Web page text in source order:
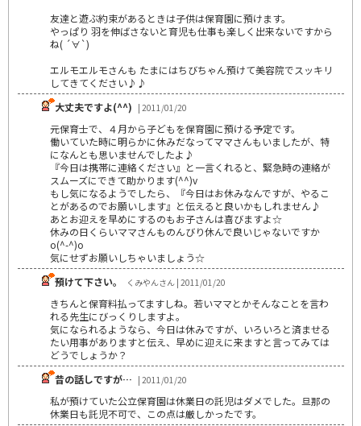
友達と遊ぶ約束があるときは子供は保育園に預けます。
やっぱり 羽を伸ばさないと育児も仕事も楽しく出来ないですから
ね( ´∀`)
エルモエルモさんも たまにはちびちゃん預けて美容院でスッキリ
してきてください♪♪
大丈夫ですよ(^^) | 2011/01/20
元保育士で、４月から子どもを保育園に預ける予定です。
働いていた時に明らかに休みだなってママさんもいましたが、特
になんとも思いませんでしたよ♪
『今日は携帯に連絡ください』と一言くれると、緊急時の連絡が
スムーズにできて助かります(^^)v
もし気になるようでしたら、『今日はお休みなんですが、やるこ
とがあるのでお願いします』と伝えると良いかもしれません♪
あとお迎えを早めにするのもお子さんは喜びますよ☆
休みの日くらいママさんものんびり休んで良いじゃないですか
o(^-^)o
気にせずお願いしちゃいましょう☆
預けて下さい。
くみやんさん | 2011/01/20
きちんと保育料払ってますしね。若いママとかそんなことを言わ
れる先生にびっくりしますよ。
気になられるようなら、今日は休みですが、いろいろと済ませる
たい用事がありますと伝え、早めに迎えに来ますと言ってみては
どうでしょうか？
昔の話しですが… | 2011/01/20
私が預けていた公立保育園は休業日の託児はダメでした。旦那の
休業日も託児不可で、この点は厳しかったです。